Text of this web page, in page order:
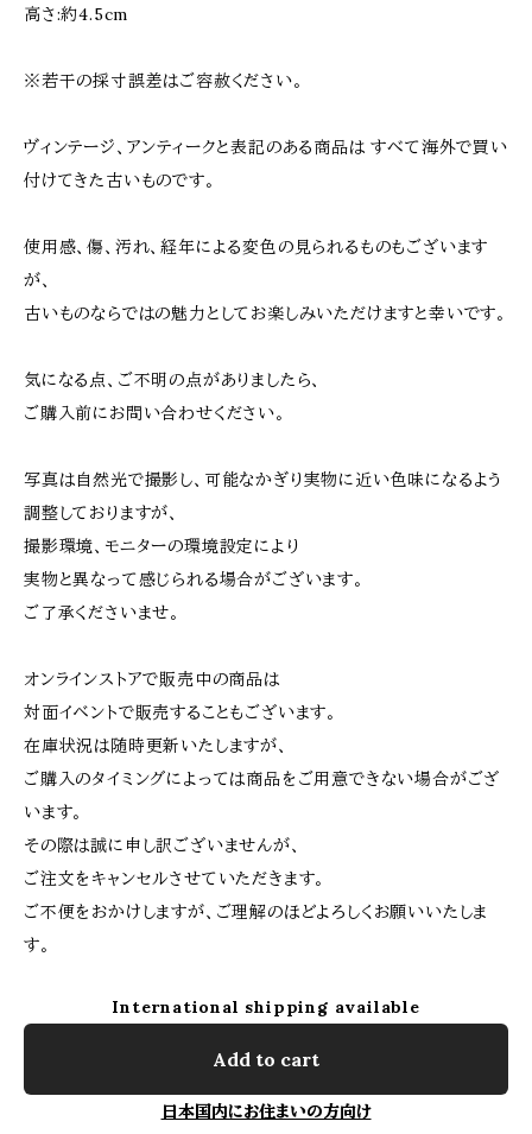
高さ:約4.5cm
※若干の採寸誤差はご容赦ください。
ヴィンテージ、アンティークと表記のある商品は すべて海外で買い
付けてきた古いものです。
使用感、傷、汚れ、経年による変色の見られるものもございます
が、
古いものならではの魅力としてお楽しみいただけますと幸いです。
気になる点、ご不明の点がありましたら、
ご購入前にお問い合わせください。
写真は自然光で撮影し、可能なかぎり実物に近い色味になるよう
調整しておりますが、
撮影環境、モニターの環境設定により
実物と異なって感じられる場合がございます。
ご了承くださいませ。
オンラインストアで販売中の商品は
対面イベントで販売することもございます。
在庫状況は随時更新いたしますが、
ご購入のタイミングによっては商品をご用意できない場合がござ
います。
その際は誠に申し訳ございませんが、
ご注文をキャンセルさせていただきます。
ご不便をおかけしますが、ご理解のほどよろしくお願いいたしま
す。
International shipping available
Add to cart
日本国内にお住まいの方向け